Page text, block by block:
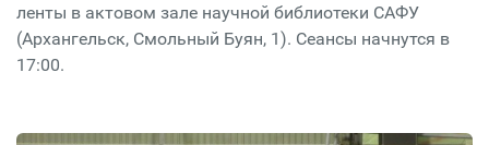
ленты в актовом зале научной библиотеки САФУ
(Архангельск, Смольный Буян, 1). Сеансы начнутся в
17:00.